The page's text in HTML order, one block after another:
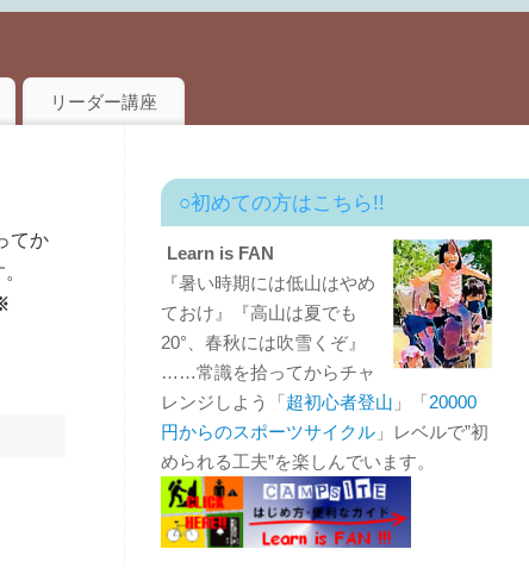
リーダー講座
てか
○初めての方はこちら!!
Learn is FAN
『暑い時期には低山はやめ
ておけ』『高山は夏でも
20°、春秋には吹雪くぞ』
……常識を拾ってからチャ
レンジしよう「超初心者登山 」「20000
円からのスポーツサイクル 」レベルで”初
められる工夫”を楽しんでいます。